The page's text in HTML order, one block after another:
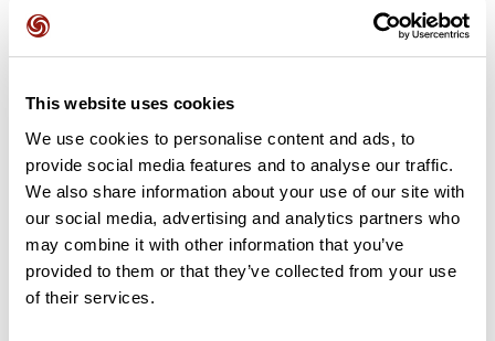
This website uses cookies
We use cookies to personalise content and ads, to
provide social media features and to analyse our traffic.
We also share information about your use of our site with
our social media, advertising and analytics partners who
may combine it with other information that you’ve
provided to them or that they’ve collected from your use
of their services.
Avis des utilisateurs
Soyez le premier à ajouter un avis !
Ajouter un avis
Résumé